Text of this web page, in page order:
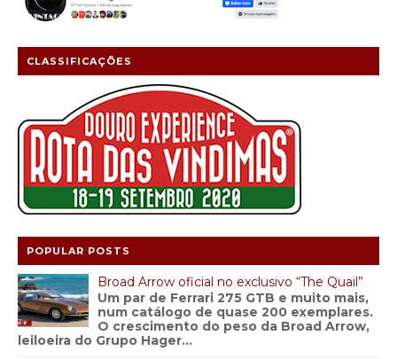
CLASSIFICAÇÕES
POPULAR POSTS
Broad Arrow oficial no exclusivo “The Quail”
Um par de Ferrari 275 GTB e muito mais,
num catálogo de quase 200 exemplares.
O crescimento do peso da Broad Arrow,
leiloeira do Grupo Hager...